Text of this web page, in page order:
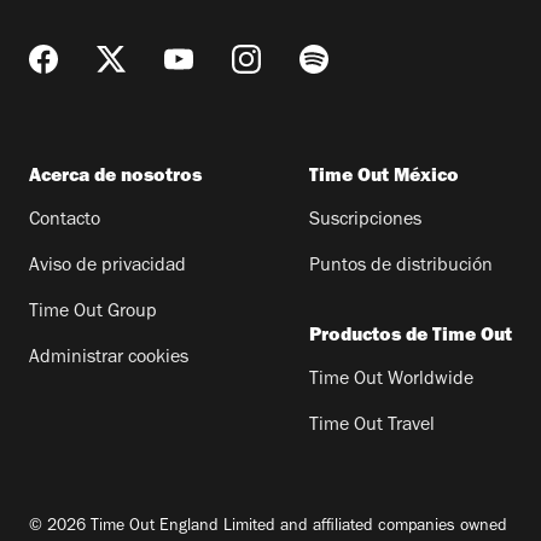
Acerca de nosotros
Contacto
Aviso de privacidad
Time Out Group
Administrar cookies
Time Out México
Suscripciones
Puntos de distribución
Productos de Time Out
Time Out Worldwide
Time Out Travel
© 2026 Time Out England Limited and affiliated companies owned